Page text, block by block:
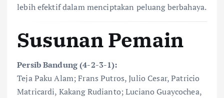
lebih efektif dalam menciptakan peluang berbahaya.
Susunan Pemain
Persib Bandung (4-2-3-1):
Teja Paku Alam; Frans Putros, Julio Cesar, Patricio
Matricardi, Kakang Rudianto; Luciano Guaycochea,